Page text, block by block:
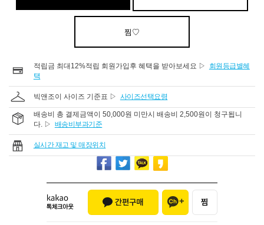
찜♡
적립금 최대12%적립 회원가입후 혜택을 받아보세요 ▷
회원등급별혜
택
빅앤조이 사이즈 기준표 ▷ 사이즈선택요령
배송비 총 결제금액이 50,000원 미만시 배송비 2,500원이 청구됩니
다. ▷ 배송비부과기준
실시간 재고 및 매장위치